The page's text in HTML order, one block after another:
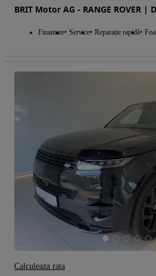
BRIT Motor AG - RANGE ROVER |
Finantare Service Reparație rapidă
Calculeaza rata